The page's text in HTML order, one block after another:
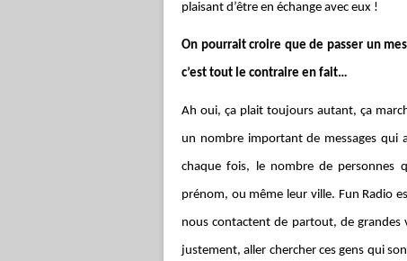
plaisant d’être en échange avec eux !
On pourrait croire que de passer un
c’est tout le contraire en fait…
Ah oui, ça plait toujours autant, ça
un nombre important de messages qui
chaque fois, le nombre de personnes
prénom, ou même leur ville. Fun Radio
nous contactent de partout, de grandes
justement, aller chercher ces gens qui